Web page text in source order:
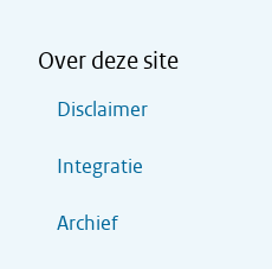
Over deze site
Disclaimer
Integratie
Archief